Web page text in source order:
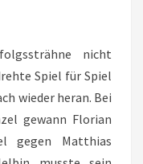
nicht
Spiel für Spiel
wieder heran. Bei
gewann Florian
gegen Matthias